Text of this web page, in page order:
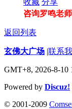
收藏 分享
咨询罗鸣老
返回列表
玄佛大广场 |联系
GMT+8, 2026-8-10
Powered by Discuz!
© 2001-2009